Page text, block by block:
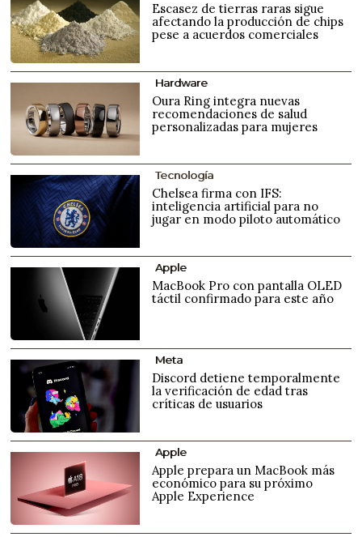
Escasez de tierras raras sigue
afectando la producción de chips
pese a acuerdos comerciales
Hardware
Oura Ring integra nuevas
recomendaciones de salud
personalizadas para mujeres
Tecnología
Chelsea firma con IFS:
inteligencia artificial para no
jugar en modo piloto automático
Apple
MacBook Pro con pantalla OLED
táctil confirmado para este año
Meta
Discord detiene temporalmente
la verificación de edad tras
críticas de usuarios
Apple
Apple prepara un MacBook más
económico para su próximo
Apple Experience